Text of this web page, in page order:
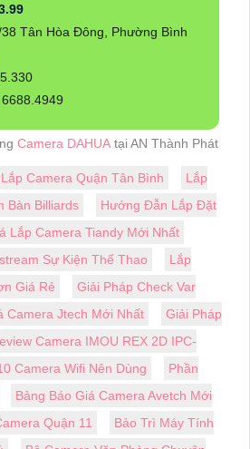
Tân Hòa Đông, Phường Bình
Camera DAHUA tại AN Thành Phát
Camera Quận Tân Bình
Lắp
Bàn Billiards
Hướng Đẫn Lắp Đặt
Lắp Camera Tiandy Mới Nhất
Sự Kiện Thể Thao
Lắp
Giá Rẻ
Giải Pháp Check Var
Camera Jtech Mới Nhất
Giải Pháp
Camera IMOU REX 2D IPC-
Camera Wifi Nên Dùng
Phần
Bảng Báo Giá Camera Avetch Mới
Quận 11
Bảo Trì Máy Tính